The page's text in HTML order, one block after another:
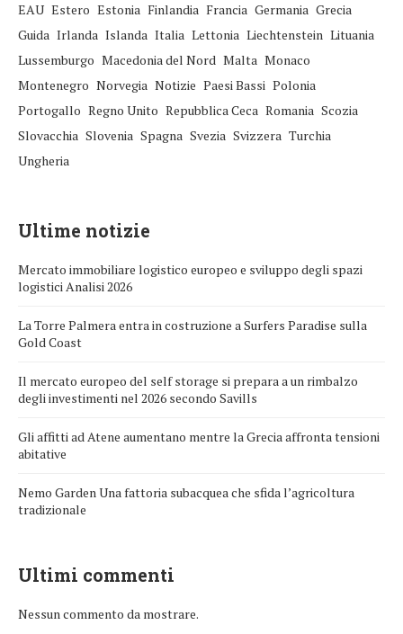
EAU Estero Estonia Finlandia Francia Germania Grecia
Guida Irlanda Islanda Italia Lettonia Liechtenstein Lituania
Lussemburgo Macedonia del Nord Malta Monaco
Montenegro Norvegia Notizie Paesi Bassi Polonia
Portogallo Regno Unito Repubblica Ceca Romania Scozia
Slovacchia Slovenia Spagna Svezia Svizzera Turchia
Ungheria
Ultime notizie
Mercato immobiliare logistico europeo e sviluppo degli spazi
logistici Analisi 2026
La Torre Palmera entra in costruzione a Surfers Paradise sulla
Gold Coast
Il mercato europeo del self storage si prepara a un rimbalzo
degli investimenti nel 2026 secondo Savills
Gli affitti ad Atene aumentano mentre la Grecia affronta tensioni
abitative
Nemo Garden Una fattoria subacquea che sfida l’agricoltura
tradizionale
Ultimi commenti
Nessun commento da mostrare.